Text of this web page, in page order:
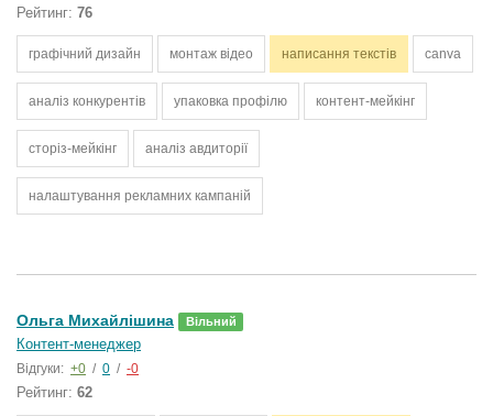
Рейтинг: 76
графічний дизайн монтаж відео написання текстів canva
аналіз конкурентів упаковка профілю контент-мейкінг
сторіз-мейкінг аналіз авдиторії
налаштування рекламних кампаній
Ольга Михайлішина Вільний
Контент-менеджер
Відгуки: +0 / 0 / -0
Рейтинг: 62